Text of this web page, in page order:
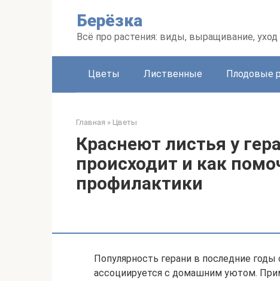
Берёзка
Всё про растения: виды, выращивание, уход
Цветы Лиственные Плодовые
Главная » Цветы
Краснеют листья у
происходит и как
профилактики
Популярность герани в последние
ассоциируется с домашним уютом.